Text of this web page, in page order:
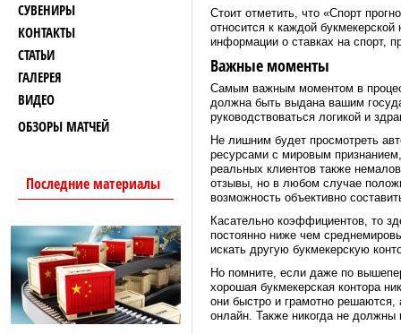
СУВЕНИРЫ
КОНТАКТЫ
СТАТЬИ
ГАЛЕРЕЯ
ВИДЕО
ОБЗОРЫ МАТЧЕЙ
Последние материалы
Стоит отметить, что «Спорт
относится к каждой
информации о ставках на спорт,
Важные моменты
Самым важным моментом в
должна быть выдана вашим
руководствоваться логикой и
Не лишним будет просмотреть
ресурсами с мировым
реальных клиентов также
отзывы, но в любом случае
возможность объективно
Касательно коэффициентов, то
постоянно ниже чем
искать другую букмекерскую
Но помните, если даже по
хорошая букмекерская контора
они быстро и грамотно
онлайн. Также никогда не должны